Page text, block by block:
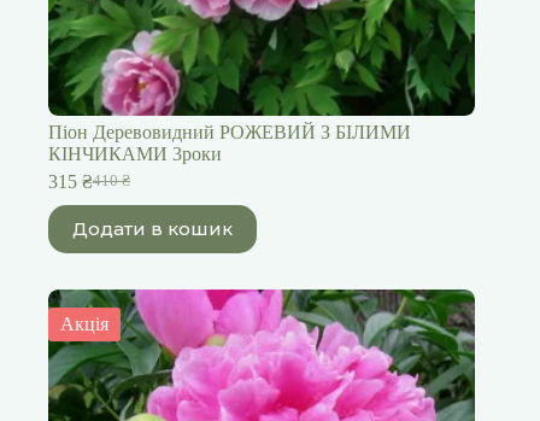
Піон Деревовидний РОЖЕВИЙ З БІЛИМИ
КІНЧИКАМИ 3роки
410₴
Оригінальна
ціна:
410 ₴.
315 ₴Поточна
ціна:
315 ₴.
Додати в кошик
Акція